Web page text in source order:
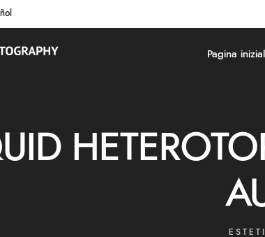
Pagina